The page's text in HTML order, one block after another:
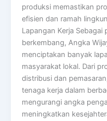
produksi memastikan
efisien dan ramah
Lapangan Kerja Sebagai
berkembang, Angka
menciptakan banyak
masyarakat lokal. Dari
distribusi dan
tenaga kerja dalam
mengurangi angka
meningkatkan